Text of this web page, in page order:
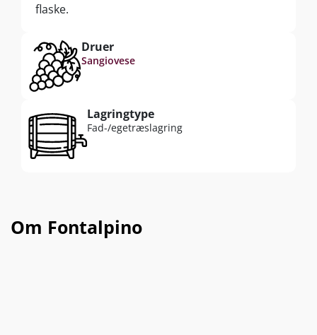
flaske.
Druer
Sangiovese
Lagringtype
Fad-/egetræslagring
Om Fontalpino